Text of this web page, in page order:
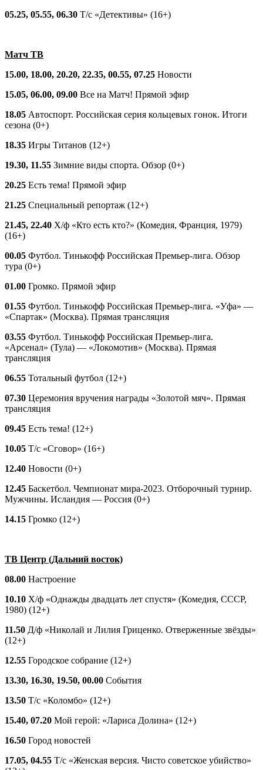
05.25, 05.55, 06.30 Т/с «Детективы» (16+)
Матч ТВ
15.00, 18.00, 20.20, 22.35, 00.55, 07.25 Новости
15.05, 06.00, 09.00 Все на Матч! Прямой эфир
18.05 Автоспорт. Российская серия кольцевых гонок. Итоги
сезона (0+)
18.35 Игры Титанов (12+)
19.30, 11.55 Зимние виды спорта. Обзор (0+)
20.25 Есть тема! Прямой эфир
21.25 Специальный репортаж (12+)
21.45, 22.40 Х/ф «Кто есть кто?» (Комедия, Франция, 1979)
(16+)
00.05 Футбол. Тинькофф Российская Премьер-лига. Обзор
тура (0+)
01.00 Громко. Прямой эфир
01.55 Футбол. Тинькофф Российская Премьер-лига. «Уфа» —
«Спартак» (Москва). Прямая трансляция
03.55 Футбол. Тинькофф Российская Премьер-лига.
«Арсенал» (Тула) — «Локомотив» (Москва). Прямая
трансляция
06.55 Тотальный футбол (12+)
07.30 Церемония вручения награды «Золотой мяч». Прямая
трансляция
09.45 Есть тема! (12+)
10.05 Т/с «Сговор» (16+)
12.40 Новости (0+)
12.45 Баскетбол. Чемпионат мира-2023. Отборочный турнир.
Мужчины. Исландия — Россия (0+)
14.15 Громко (12+)
ТВ Центр (Дальний восток)
08.00 Настроение
10.10 Х/ф «Однажды двадцать лет спустя» (Комедия, СССР,
1980) (12+)
11.50 Д/ф «Николай и Лилия Гриценко. Отверженные звёзды»
(12+)
12.55 Городское собрание (12+)
13.30, 16.30, 19.50, 00.00 События
13.50 Т/с «Коломбо» (12+)
15.40, 07.20 Мой герой: «Лариса Долина» (12+)
16.50 Город новостей
17.05, 04.55 Т/с «Женская версия. Чисто советское убийство»